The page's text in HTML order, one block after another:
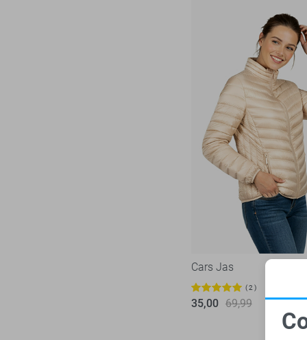
Cars Jas
2
35,00 69,99